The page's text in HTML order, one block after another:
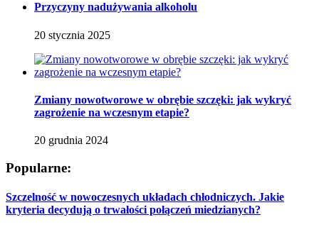
Przyczyny nadużywania alkoholu
20 stycznia 2025
Zmiany nowotworowe w obrębie szczęki: jak wykryć
zagrożenie na wczesnym etapie?
20 grudnia 2024
Popularne:
Szczelność w nowoczesnych układach chłodniczych. Jakie
kryteria decydują o trwałości połączeń miedzianych?